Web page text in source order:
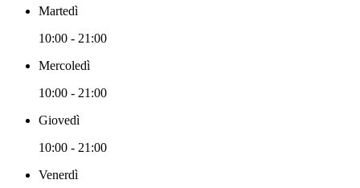
Martedì
10:00 - 21:00
Mercoledì
10:00 - 21:00
Giovedì
10:00 - 21:00
Venerdì